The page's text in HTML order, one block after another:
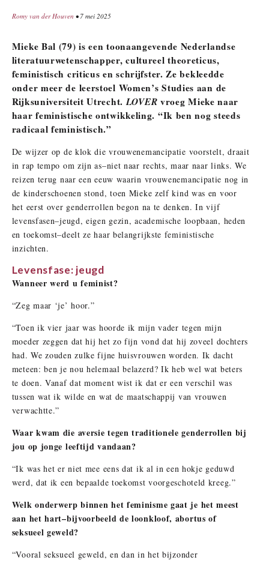
Romy van der Houven • 7 mei 2025
Mieke Bal (79) is een toonaangevende Nederlandse
literatuurwetenschapper, cultureel theoreticus,
feministisch criticus en schrijfster. Ze bekleedde
onder meer de leerstoel Women’s Studies aan de
Rijksuniversiteit Utrecht.LOVER vroeg Mieke naar
haar feministische ontwikkeling. “Ik ben nog steeds
radicaal feministisch.”
De wijzer op de klok die vrouwenemancipatie voorstelt, draait
in rap tempo om zijn as–niet naar rechts, maar naar links. We
reizen terug naar een eeuw waarin vrouwenemancipatie nog in
de kinderschoenen stond, toen Mieke zelf kind was en voor
het eerst over genderrollen begon na te denken. In vijf
levensfasen–jeugd, eigen gezin, academische loopbaan, heden
en toekomst–deelt ze haar belangrijkste feministische
inzichten.
Levensfase: jeugd
Wanneer werd u feminist?
“Zeg maar ‘je’ hoor.”
“Toen ik vier jaar was hoorde ik mijn vader tegen mijn
moeder zeggen dat hij het zo fijn vond dat hij zoveel dochters
had. We zouden zulke fijne huisvrouwen worden. Ik dacht
meteen: ben je nou helemaal belazerd? Ik heb wel wat beters
te doen. Vanaf dat moment wist ik dat er een verschil was
tussen wat ik wilde en wat de maatschappij van vrouwen
verwachtte.”
Waar kwam die aversie tegen traditionele genderrollen bij
jou op jonge leeftijd vandaan?
“Ik was het er niet mee eens dat ik al in een hokje geduwd
werd, dat ik een bepaalde toekomst voorgeschoteld kreeg.”
Welk onderwerp binnen het feminisme gaat je het meest
aan het hart–bijvoorbeeld de loonkloof, abortus of
seksueel geweld?
“Vooral seksueel geweld, en dan in het bijzonder